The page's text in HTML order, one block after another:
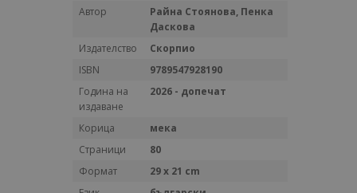
Повече
Автор
Райна Стоянова, Пенка
Даскова
Издателство
Скорпио
ISBN
9789547928190
Година на
издаване
2026 - допечат
Корица
мека
Страници
80
Формат
29 x 21 cm